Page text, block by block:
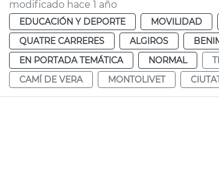
modificado hace 1 año
EDUCACIÓN Y DEPORTE MOVILIDAD
QUATRE CARRERES
ALGIROS
EN PORTADA TEMÁTICA
NORMAL
CAMÍ DE VERA
MONTOLIVET